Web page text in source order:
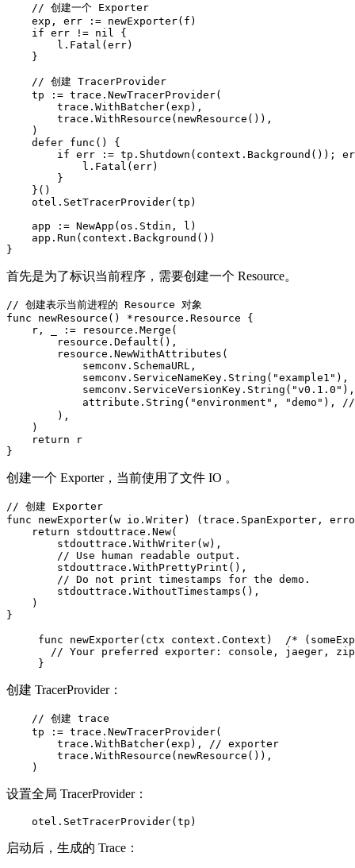
    // 创建一个 Exporter
    exp, err := newExporter(f)
    if err != nil {
        l.Fatal(err)
    }
    // 创建 TracerProvider
    tp := trace.NewTracerProvider(
        trace.WithBatcher(exp),
        trace.WithResource(newResource()),
    )
    defer func() {
if err := tp.Shutdown(context.Background());
            l.Fatal(err)
        }
    }()
    otel.SetTracerProvider(tp)
    app := NewApp(os.Stdin, l)
    app.Run(context.Background())
}
首先是为了标识当前程序，需要创建一个 Resource。
// 创建表示当前进程的 Resource 对象
func newResource() *resource.Resource {
    r, _ := resource.Merge(
        resource.Default(),
        resource.NewWithAttributes(
            semconv.SchemaURL,
            semconv.ServiceNameKey.String("example1"),
            semconv.ServiceVersionKey.String("v0.1.0"),
attribute.String("environment", "demo"),
        ),
    )
    return r
}
创建一个 Exporter，当前使用了文件 IO 。
// 创建 Exporter
func newExporter(w io.Writer) (trace.SpanExporter,
    return stdouttrace.New(
        stdouttrace.WithWriter(w),
        // Use human readable output.
        stdouttrace.WithPrettyPrint(),
        // Do not print timestamps for the demo.
        stdouttrace.WithoutTimestamps(),
    )
}
func newExporter(ctx context.Context)  /*
// Your preferred exporter: console, jaeger,
}
创建 TracerProvider：
    // 创建 trace
    tp := trace.NewTracerProvider(
        trace.WithBatcher(exp), // exporter
        trace.WithResource(newResource()),
    )
设置全局 TracerProvider：
    otel.SetTracerProvider(tp)
启动后，生成的 Trace：